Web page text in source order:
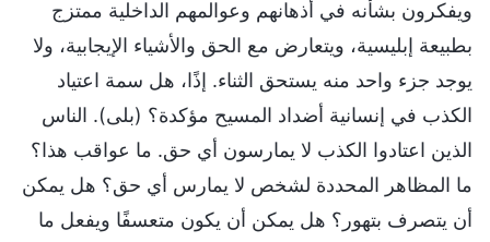
ويفكرون بشأنه في أذهانهم وعوالمهم الداخلية ممتزج
بطبيعة إبليسية، ويتعارض مع الحق والأشياء الإيجابية، ولا
يوجد جزء واحد منه يستحق الثناء. إذًا، هل سمة اعتياد
الكذب في إنسانية أضداد المسيح مؤكدة؟ (بلى). الناس
الذين اعتادوا الكذب لا يمارسون أي حق. ما عواقب هذا؟
ما المظاهر المحددة لشخص لا يمارس أي حق؟ هل يمكن
أن يتصرف بتهور؟ هل يمكن أن يكون متعسفًا ويفعل ما